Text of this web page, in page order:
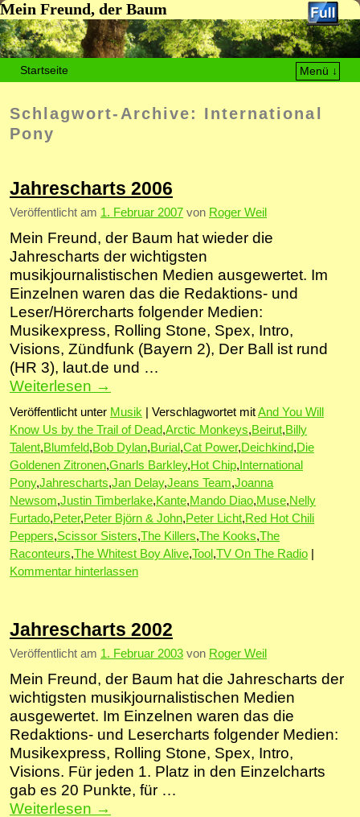
Mein Freund, der Baum
Startseite
Menü ↓
Schlagwort-Archive: International
Pony
Jahrescharts 2006
Veröffentlicht am 1. Februar 2007 von Roger Weil
Mein Freund, der Baum hat wieder die
Jahrescharts der wichtigsten
musikjournalistischen Medien ausgewertet. Im
Einzelnen waren das die Redaktions- und
Leser/Hörercharts folgender Medien:
Musikexpress, Rolling Stone, Spex, Intro,
Visions, Zündfunk (Bayern 2), Der Ball ist rund
(HR 3), laut.de und …
Weiterlesen →
Veröffentlicht unter Musik Verschlagwortet mitAnd You Will
Know Us by the Trail of Dead,Arctic Monkeys,Beirut,Billy
Talent,Blumfeld,Bob Dylan,Burial ,Cat Power,Deichkind,Die
Goldenen Zitronen,Gnarls Barkley,Hot Chip, International
Pony,Jahrescharts,Jan Delay,Jeans Team,Joanna
Newsom,Justin Timberlake,Kante,Mando Diao,Muse,Nelly
Furtado,Peter,Peter Björn & John,Peter Licht,Red Hot Chili
Peppers,Scissor Sisters,The Killers,The Kooks,The
Raconteurs,The Whitest Boy Alive,Tool ,TV On The Radio
Kommentar hinterlassen
Jahrescharts 2002
Veröffentlicht am 1. Februar 2003 von Roger Weil
Mein Freund, der Baum hat die Jahrescharts der
wichtigsten musikjournalistischen Medien
ausgewertet. Im Einzelnen waren das die
Redaktions- und Lesercharts folgender Medien:
Musikexpress, Rolling Stone, Spex, Intro,
Visions. Für jeden 1. Platz in den Einzelcharts
gab es 20 Punkte, für …
Weiterlesen →